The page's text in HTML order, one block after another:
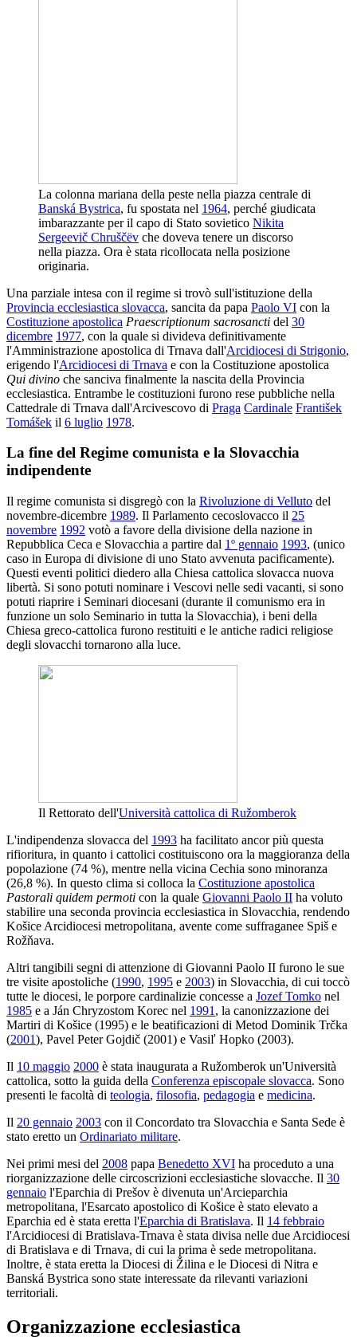
La colonna mariana della peste nella piazza centrale di
Banská Bystrica, fu spostata nel 1964, perché giudicata
imbarazzante per il capo di Stato sovietico Nikita
Sergeevič Chruščëv che doveva tenere un discorso
nella piazza. Ora è stata ricollocata nella posizione
originaria.
Una parziale intesa con il regime si trovò sull'istituzione della
Provincia ecclesiastica slovacca, sancita da papa Paolo VI con la
Costituzione apostolica Praescriptionum sacrosancti del 30
dicembre 1977, con la quale si divideva definitivamente
l'Amministrazione apostolica di Trnava dall'Arcidiocesi di Strigonio,
erigendo l'Arcidiocesi di Trnava e con la Costituzione apostolica
Qui divino che sanciva finalmente la nascita della Provincia
ecclesiastica. Entrambe le costituzioni furono rese pubbliche nella
Cattedrale di Trnava dall'Arcivescovo di Praga Cardinale František
Tomášek il 6 luglio 1978.
La fine del Regime comunista e la Slovacchia
indipendente
Il regime comunista si disgregò con la Rivoluzione di Velluto del
novembre-dicembre 1989. Il Parlamento cecoslovacco il 25
novembre 1992 votò a favore della divisione della nazione in
Repubblica Ceca e Slovacchia a partire dal 1º gennaio 1993, (unico
caso in Europa di divisione di uno Stato avvenuta pacificamente).
Questi eventi politici diedero alla Chiesa cattolica slovacca nuova
libertà. Si sono potuti nominare i Vescovi nelle sedi vacanti, si sono
potuti riaprire i Seminari diocesani (durante il comunismo era in
funzione un solo Seminario in tutta la Slovacchia), i beni della
Chiesa greco-cattolica furono restituiti e le antiche radici religiose
degli slovacchi tornarono alla luce.
Il Rettorato dell'Università cattolica di Ružomberok
L'indipendenza slovacca del 1993 ha facilitato ancor più questa
rifioritura, in quanto i cattolici costituiscono ora la maggioranza della
popolazione (74 %), mentre nella vicina Cechia sono minoranza
(26,8 %). In questo clima si colloca la Costituzione apostolica
Pastorali quidem permoti con la quale Giovanni Paolo II ha voluto
stabilire una seconda provincia ecclesiastica in Slovacchia, rendendo
Košice Arcidiocesi metropolitana, avente come suffraganee Spiš e
Rožňava.
Altri tangibili segni di attenzione di Giovanni Paolo II furono le sue
tre visite apostoliche (1990, 1995 e 2003) in Slovacchia, di cui toccò
tutte le diocesi, le porpore cardinalizie concesse a Jozef Tomko nel
1985 e a Ján Chryzostom Korec nel 1991 , la canonizzazione dei
Martiri di Košice (1995) e le beatificazioni di Metod Dominik Trčka
(2001), Pavel Peter Gojdič (2001) e Vasiľ Hopko (2003).
Il 10 maggio 2000 è stata inaugurata a Ružomberok un'Università
cattolica, sotto la guida della Conferenza episcopale slovacca. Sono
presenti le facoltà di teologia, filosofia, pedagogia e medicina.
Il 20 gennaio 2003 con il Concordato tra Slovacchia e Santa Sede è
stato eretto un Ordinariato militare.
Nei primi mesi del 2008 papa Benedetto XVI ha proceduto a una
riorganizzazione delle circoscrizioni ecclesiastiche slovacche. Il 30
gennaio l'Eparchia di Prešov è divenuta un'Arcieparchia
metropolitana, l'Esarcato apostolico di Košice è stato elevato a
Eparchia ed è stata eretta l'Eparchia di Bratislava. Il 14 febbraio
l'Arcidiocesi di Bratislava-Trnava è stata divisa nelle due Arcidiocesi
di Bratislava e di Trnava, di cui la prima è sede metropolitana.
Inoltre, è stata eretta la Diocesi di Žilina e le Diocesi di Nitra e
Banská Bystrica sono state interessate da rilevanti variazioni
territoriali.
Organizzazione ecclesiastica